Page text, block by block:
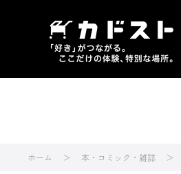
ホーム 本・コミック・雑誌